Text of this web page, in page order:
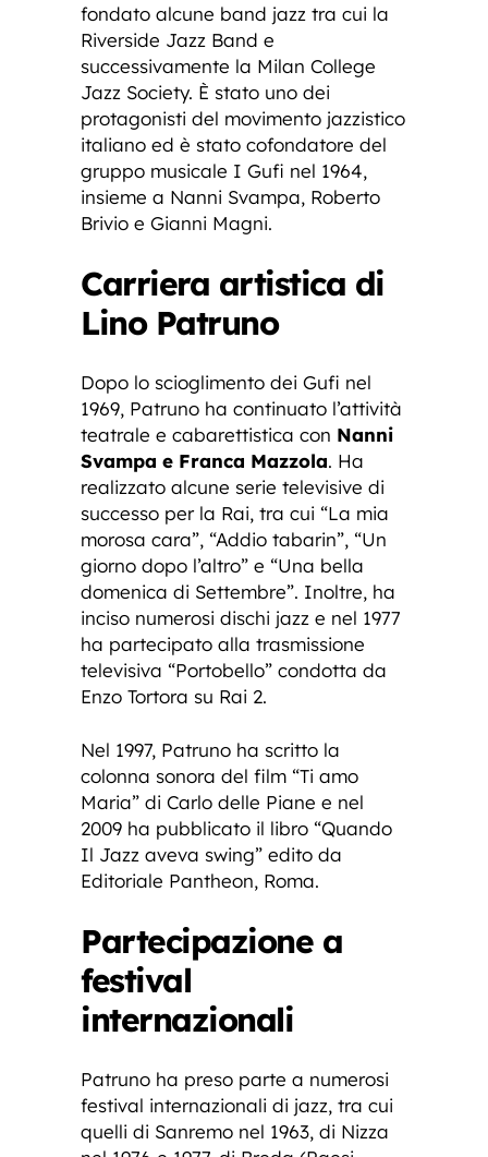
fondato alcune band jazz tra cui la
Riverside Jazz Band e
successivamente la Milan College
Jazz Society. È stato uno dei
protagonisti del movimento jazzistico
italiano ed è stato cofondatore del
gruppo musicale I Gufi nel 1964,
insieme a Nanni Svampa, Roberto
Brivio e Gianni Magni.
Carriera artistica di
Lino Patruno
Dopo lo scioglimento dei Gufi nel
1969, Patruno ha continuato l’attività
teatrale e cabarettistica con Nanni
Svampa e Franca Mazzola. Ha
realizzato alcune serie televisive di
successo per la Rai, tra cui “La mia
morosa cara”, “Addio tabarin”, “Un
giorno dopo l’altro” e “Una bella
domenica di Settembre”. Inoltre, ha
inciso numerosi dischi jazz e nel 1977
ha partecipato alla trasmissione
televisiva “Portobello” condotta da
Enzo Tortora su Rai 2.
Nel 1997, Patruno ha scritto la
colonna sonora del film “Ti amo
Maria” di Carlo delle Piane e nel
2009 ha pubblicato il libro “Quando
Il Jazz aveva swing” edito da
Editoriale Pantheon, Roma.
Partecipazione a
festival
internazionali
Patruno ha preso parte a numerosi
festival internazionali di jazz, tra cui
quelli di Sanremo nel 1963, di Nizza